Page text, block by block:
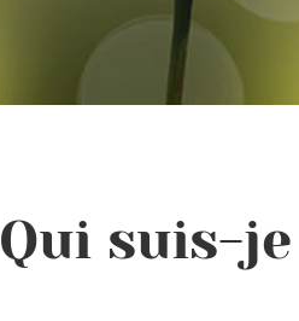
Qui suis-je